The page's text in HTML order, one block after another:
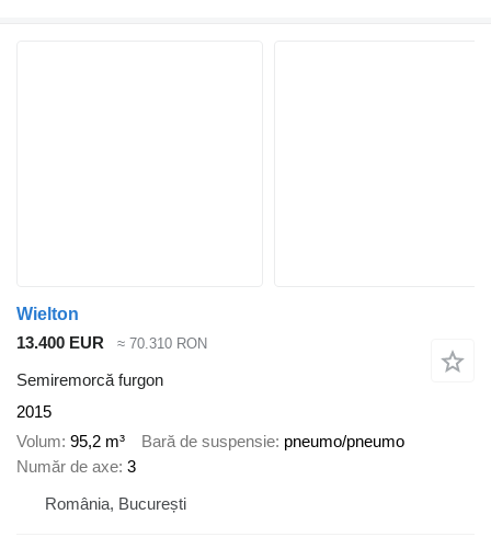
Wielton
13.400 EUR
≈ 70.310 RON
Semiremorcă furgon
2015
Volum 95,2 m³ Bară de suspensie pneumo/pneumo
Număr de axe 3
România, București